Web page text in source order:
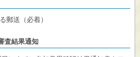
郵送（必着）
査結果通知